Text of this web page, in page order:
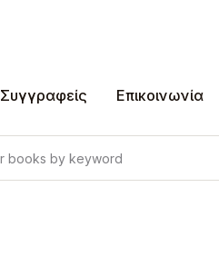
Συγγραφείς Επικοινωνία